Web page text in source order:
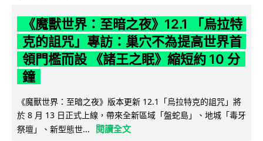
《魔獸世界：至暗之夜》12.1 「烏拉特
克的詛咒」專訪：巢穴不為提高世界首
領門檻而設 《諸王之眠》縮短約 10 分
鐘
《魔獸世界：至暗之夜》版本更新 12.1「烏拉特克的詛咒」將
於 8 月 13 日正式上線，帶來全新區域「盤蛇島」、地城「毒牙
祭壇」、新型態世...
閱讀全文